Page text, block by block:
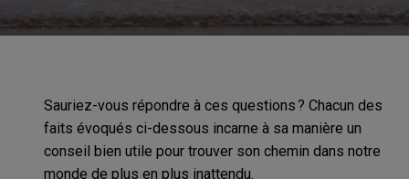
Sauriez-vous répondre à ces questions ? Chacun des
faits évoqués ci-dessous incarne à sa manière un
conseil bien utile pour trouver son chemin dans notre
monde de plus en plus inattendu.